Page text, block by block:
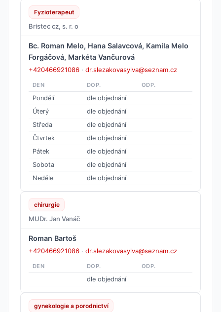
Fyzioterapeut
Bristec cz, s. r. o
Bc. Roman Melo, Hana Salavcová, Kamila Melo
Forgáčová, Markéta Vančurová
+420466921086 · dr.slezakovasylva@seznam.cz
DEN DOP. ODP.
Pondělí
dle objednání
Úterý
dle objednání
Středa
dle objednání
Čtvrtek
dle objednání
Pátek
dle objednání
Sobota
dle objednání
Neděle
dle objednání
chirurgie
MUDr. Jan Vanáč
Roman Bartoš
+420466921086 · dr.slezakovasylva@seznam.cz
DEN DOP. ODP.
dle objednání
gynekologie a porodnictví